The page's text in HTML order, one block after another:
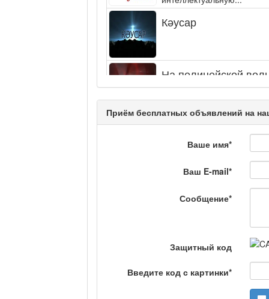
Кәусар
На полицейской
Еженедельный обзор
специалистов.
Люди в кадре
Камертон
Актуальный
Кто поможет
Приём бесплатных объявлений на
Ваше имя*
Ваш E-mail*
Сообщение*
Защитный код
Введите код с картинки*